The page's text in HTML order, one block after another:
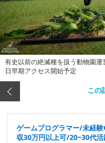
有史以前の絶滅種を扱う動物園
日早期アクセス開始予定
この
ゲームプログラマー/未経
収30万円以上可/20~30代活